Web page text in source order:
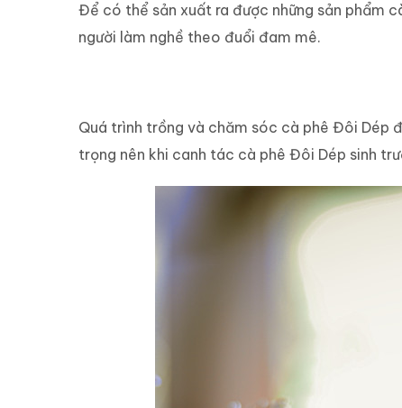
Để có thể sản xuất ra được những sản phẩm
người làm nghề theo đuổi đam mê.
Quá trình trồng và chăm sóc cà phê Đôi Dép
trọng nên khi canh tác cà phê Đôi Dép sinh